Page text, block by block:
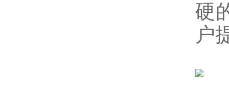
硬
户